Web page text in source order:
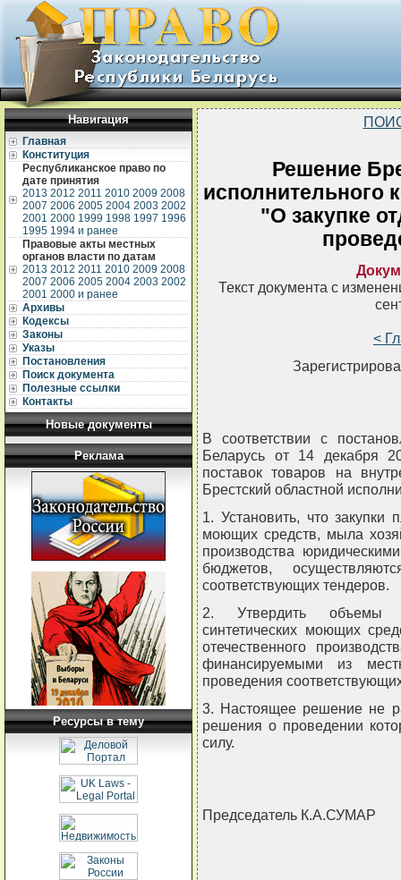
Навигация
Главная
Конституция
Республиканское право по
дате принятия
2013 2012 2011 2010 2009 2008
2007 2006 2005 2004 2003 2002
2001 2000 1999 1998 1997 1996
1995 1994 и ранее
Правовые акты местных
органов власти по датам
2013 2012 2011 2010 2009 2008
2007 2006 2005 2004 2003 2002
2001 2000 и ранее
Архивы
Кодексы
Законы
Указы
Постановления
Поиск документа
Полезные ссылки
Контакты
Новые документы
Реклама
Ресурсы в тему
Решение
исполнительного
"О закупке
Текст документа с
<
В соответствии с
Беларусь от 14 декабря
поставок товаров на
Брестский областной
1. Установить, что закупки
моющих средств, мыла
производства
бюджетов,
соответствующих тендеров.
2. Утвердить объемы
синтетических моющих
отечественного
финансируемыми из
проведения
3. Настоящее решение не
решения о проведении
силу.
Председатель К.А.СУМАР